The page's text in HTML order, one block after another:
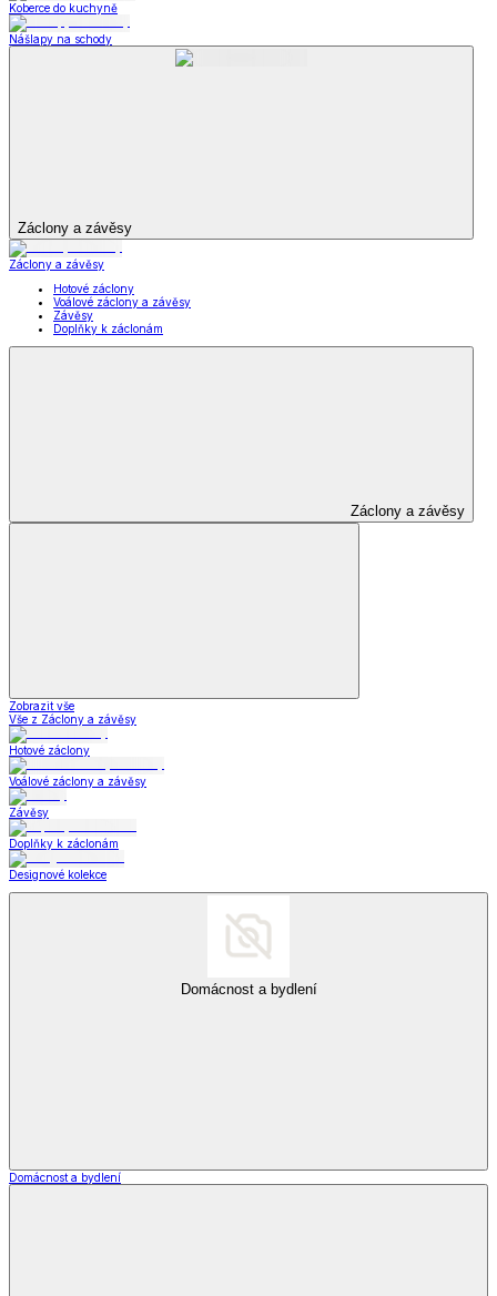
Koberce do kuchyně
Nášlapy na schody
Záclony a závěsy
Záclony a závěsy
Hotové záclony
Voálové záclony a závěsy
Závěsy
Doplňky k záclonám
Záclony a závěsy
Zobrazit vše
Vše z Záclony a závěsy
Hotové záclony
Voálové záclony a závěsy
Závěsy
Doplňky k záclonám
Designové kolekce
Domácnost a bydlení
Domácnost a bydlení